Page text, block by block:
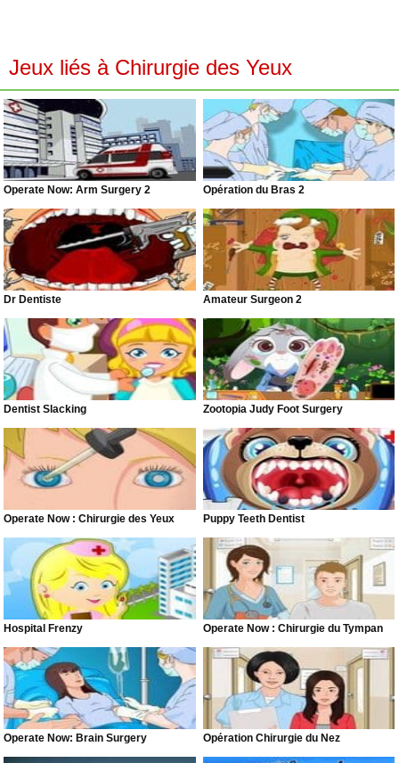
Jeux liés à Chirurgie des Yeux
Operate Now: Arm Surgery 2 Opération du Bras 2
Dr Dentiste Amateur Surgeon 2
Dentist Slacking Zootopia Judy Foot Surgery
Operate Now : Chirurgie des Yeux Puppy Teeth Dentist
Hospital Frenzy Operate Now : Chirurgie du Tympan
Operate Now: Brain Surgery Opération Chirurgie du Nez